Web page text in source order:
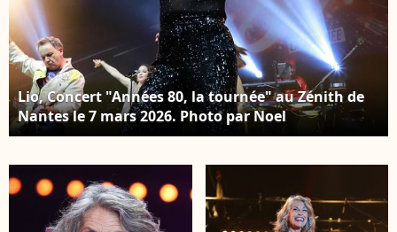
Lio, Concert "Années 80, la tournée" au Zénith de
Nantes le 7 mars 2026. Photo par Noel
Carrier/Bestimage